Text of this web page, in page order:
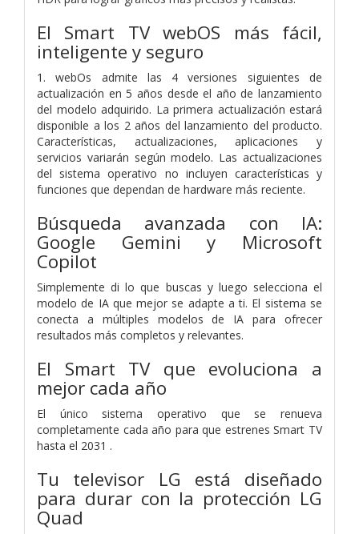
El Smart TV webOS más fácil,
inteligente y seguro
1. webOs admite las 4 versiones siguientes de
actualización en 5 años desde el año de lanzamiento
del modelo adquirido. La primera actualización estará
disponible a los 2 años del lanzamiento del producto.
Características, actualizaciones, aplicaciones y
servicios variarán según modelo. Las actualizaciones
del sistema operativo no incluyen características y
funciones que dependan de hardware más reciente.
Búsqueda avanzada con IA:
Google Gemini y Microsoft
Copilot
Simplemente di lo que buscas y luego selecciona el
modelo de IA que mejor se adapte a ti. El sistema se
conecta a múltiples modelos de IA para ofrecer
resultados más completos y relevantes.
El Smart TV que evoluciona a
mejor cada año
El único sistema operativo que se renueva
completamente cada año para que estrenes Smart TV
hasta el 2031 .
Tu televisor LG está diseñado
para durar con la protección LG
Quad